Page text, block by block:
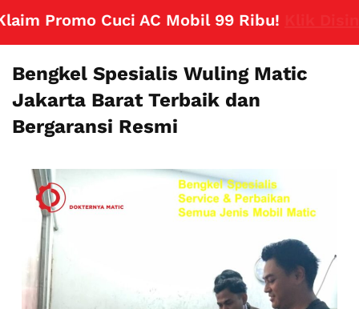
Promo Cuci AC Mobil 99 Ribu!Klik Disini
Bengkel Spesialis Wuling Matic
Jakarta Barat Terbaik dan
Bergaransi Resmi